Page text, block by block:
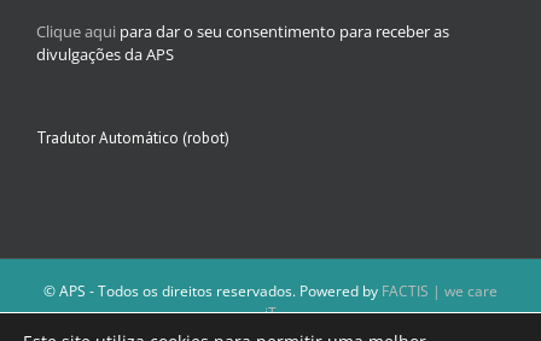
Clique aqui para dar o seu consentimento para receber as
divulgações da APS
Tradutor Automático (robot)
© APS - Todos os direitos reservados. Powered by FACTIS | we care
iT
A Direção da APS reserva-se o direito de não publicar conteúdos que